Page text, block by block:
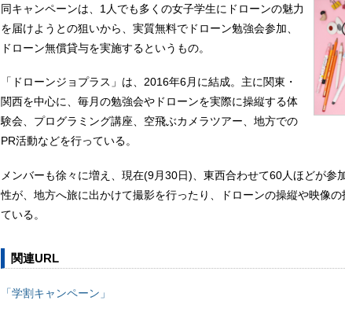
同キャンペーンは、1人でも多くの女子学生にドローンの魅力
を届けようとの狙いから、実質無料でドローン勉強会参加、
ドローン無償貸与を実施するというもの。
「ドローンジョプラス」は、2016年6月に結成。主に関東・
関西を中心に、毎月の勉強会やドローンを実際に操縦する体
験会、プログラミング講座、空飛ぶカメラツアー、地方での
PR活動などを行っている。
メンバーも徐々に増え、現在(9月30日)、東西合わせて60人ほどが参
性が、地方へ旅に出かけて撮影を行ったり、ドローンの操縦や映像
ている。
関連URL
「学割キャンペーン」